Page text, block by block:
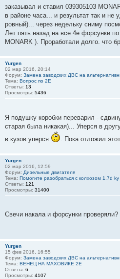
заказывал и ставил 039305103
в районе часа... и результат так и не
ровный)... через недельку сниму
Лет пять назад на все 4е форсунки
MONARK ). Проработали долго. что
Yurgen
02 мар 2016, 20:14
Форум: Замена заводских ДВС на
Тема: Вопрос по 2Е
Ответы: 13
Просмотры: 5436
Я подушку коробки переварил -
старая была никакая)... Уперся в
в кузов уперся
. Пока отложил
Yurgen
02 мар 2016, 12:59
Форум: Дизельные двигателя
Тема: Помогите разобраться с колхозом 1.7d ky
Ответы: 121
Просмотры: 31400
Свечи накала и форсунки проверяли?
Yurgen
15 фев 2016, 16:55
Форум: Замена заводских ДВС на
Тема: ВЕНЕЦ НА МАХОВИКЕ 2Е
Ответы: 6
Просмотры: 4107